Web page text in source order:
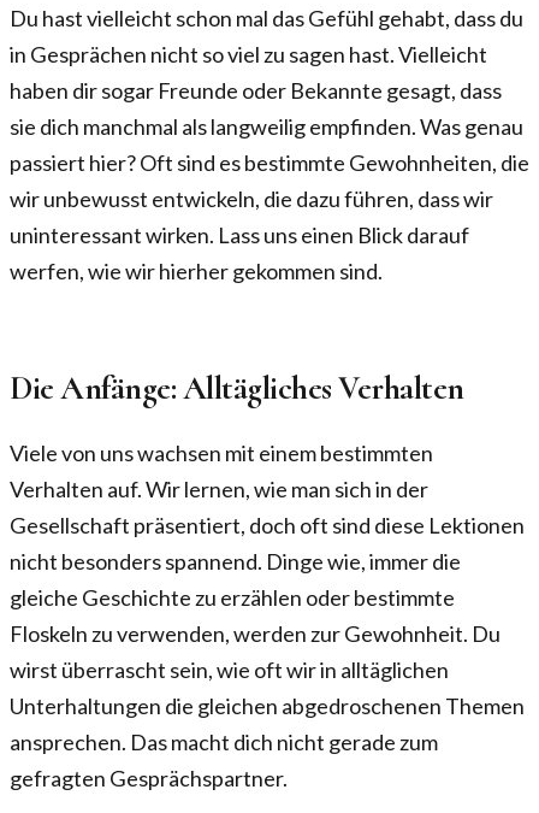
Du hast vielleicht schon mal das Gefühl gehabt, dass du
in Gesprächen nicht so viel zu sagen hast. Vielleicht
haben dir sogar Freunde oder Bekannte gesagt, dass
sie dich manchmal als langweilig empfinden. Was genau
passiert hier? Oft sind es bestimmte Gewohnheiten, die
wir unbewusst entwickeln, die dazu führen, dass wir
uninteressant wirken. Lass uns einen Blick darauf
werfen, wie wir hierher gekommen sind.
Die Anfänge: Alltägliches Verhalten
Viele von uns wachsen mit einem bestimmten
Verhalten auf. Wir lernen, wie man sich in der
Gesellschaft präsentiert, doch oft sind diese Lektionen
nicht besonders spannend. Dinge wie, immer die
gleiche Geschichte zu erzählen oder bestimmte
Floskeln zu verwenden, werden zur Gewohnheit. Du
wirst überrascht sein, wie oft wir in alltäglichen
Unterhaltungen die gleichen abgedroschenen Themen
ansprechen. Das macht dich nicht gerade zum
gefragten Gesprächspartner.